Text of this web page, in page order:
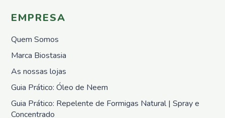
EMPRESA
Quem Somos
Marca Biostasia
As nossas lojas
Guia Prático: Óleo de Neem
Guia Prático: Repelente de Formigas Natural | Spray e
Concentrado